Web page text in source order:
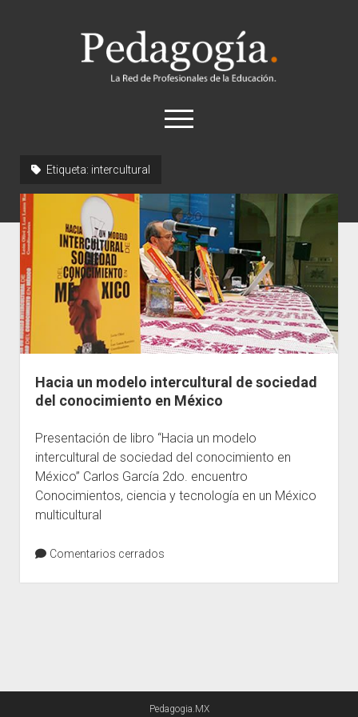
Pedagogía
abrir
el
Historia
Concepto
Entrevistas
Destacados
Biografías
Recursos
General
Escuelas
Contacto
Etiqueta: intercultural
Hacia un modelo intercultural de sociedad
del conocimiento en México
Presentación de libro “Hacia un modelo
intercultural de sociedad del conocimiento en
México” Carlos García 2do. encuentro
Conocimientos, ciencia y tecnología en un México
multicultural
Comentarios cerrados
Pedagogia.MX